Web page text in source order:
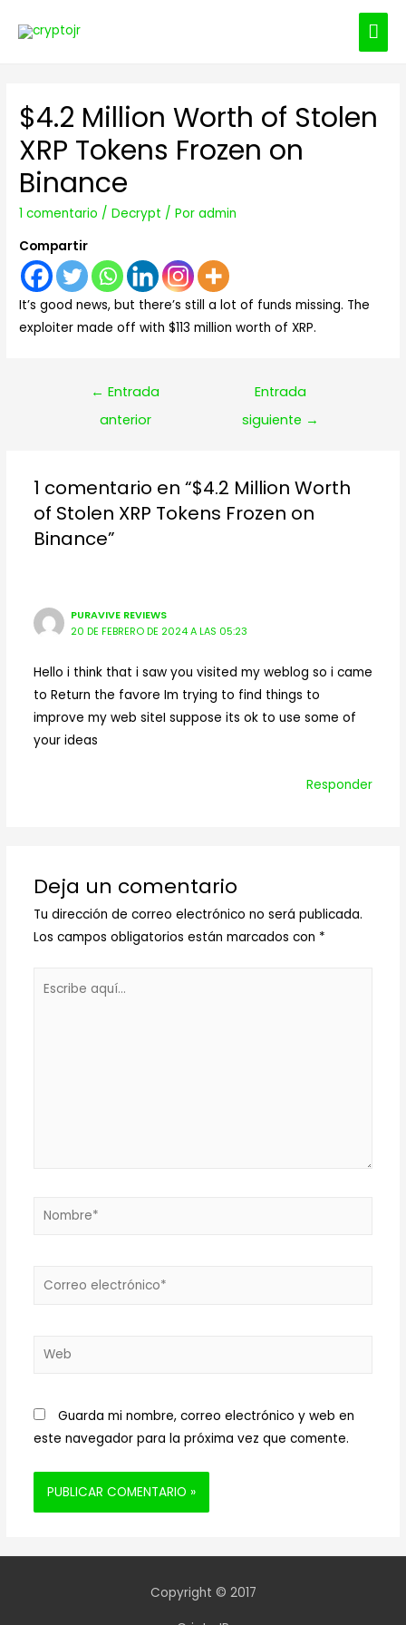
$4.2 Million Worth of Stolen
XRP Tokens Frozen on
Binance
1 comentario /Decrypt / Poradmin
Compartir
It’s good news, but there’s still a lot of funds missing. The
exploiter made off with $113 million worth of XRP.
Navegación
← Entrada
anterior
Entrada
siguiente →
1 comentario en “$4.2 Million Worth
of Stolen XRP Tokens Frozen on
Binance”
PURAVIVE REVIEWS
20 DE FEBRERO DE 2024 A LAS 05:23
Hello i think that i saw you visited my weblog so i came
to Return the favore Im trying to find things to
improve my web siteI suppose its ok to use some of
your ideas
Responder
Deja un comentario
Tu dirección de correo electrónico no será publicada.
Los campos obligatorios están marcados con *
Nombre*
Correo
Web
Guarda mi nombre, correo electrónico y web en
este navegador para la próxima vez que comente.
Copyright © 2017